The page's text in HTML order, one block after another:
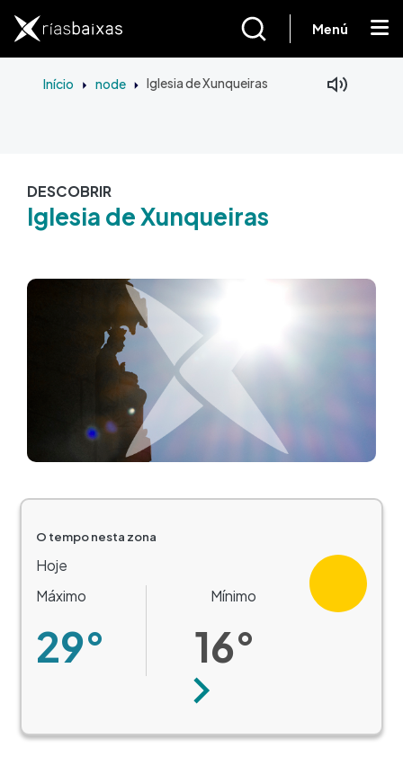
Menú
Início node Iglesia de Xunqueiras
DESCOBRIR
Iglesia de Xunqueiras
Imagem
O tempo nesta zona
Hoje
Máximo
29°
Mínimo
16°
Seguinte